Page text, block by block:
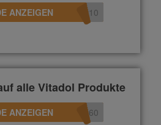
ANZEIGEN 010
alle Vitadol Produkte
ANZEIGEN 360